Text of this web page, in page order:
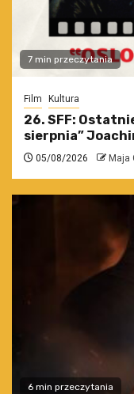
7 min przeczytania
Film Kultura
26. SFF:
sierpnia”
05/08/2026 Maja
6 min przeczytania